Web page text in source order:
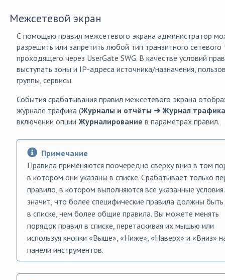
Межсетевой экран
С помощью правил межсетевого экрана администратор
разрешить или запретить любой тип транзитного сетевого
проходящего через UserGate SWG. В качестве условий
выступать зоны и IP-адреса источника/назначения,
группы, сервисы.
События срабатывания правил межсетевого экрана
журнале трафика (Журналы и отчёты ➜ Журнал трафика
включении опции Журналирование в параметрах правил.
Примечание
Правила применяются поочередно сверху вниз в том
в котором они указаны в списке. Срабатывает только
правило, в котором выполняются все указанные
значит, что более специфические правила должны
в списке, чем более общие правила. Вы можете менять
порядок правил в списке, перетаскивая их мышью или
используя кнопки «Выше», «Ниже», «Наверх» и «Вниз»
панели инструментов.